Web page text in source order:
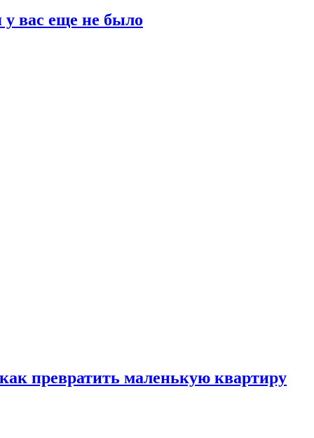
у вас еще не было
превратить маленькую квартиру